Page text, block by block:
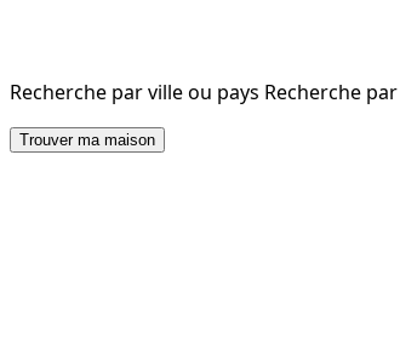
Recherche par ville ou pays Recherche
Trouver ma maison